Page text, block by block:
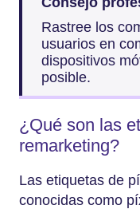
Rastree los
usuarios en
dispositivos
posible.
¿Qué son las
remarketing?
Las etiquetas de
conocidas como